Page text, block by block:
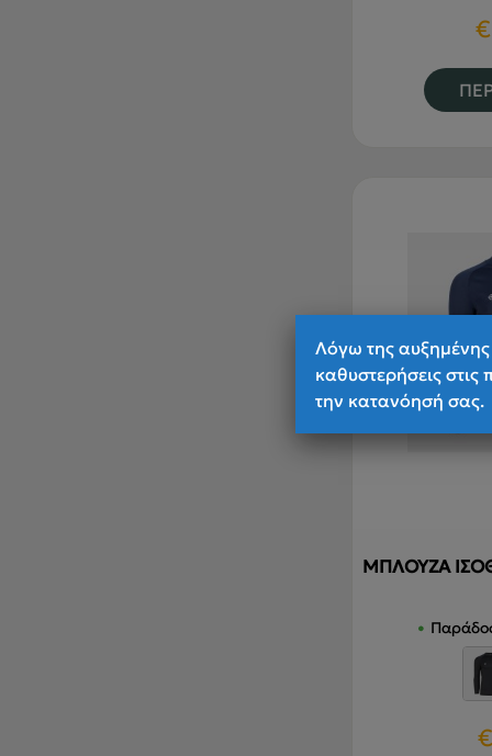
€
ΜΠΛΟΥΖΑ
Λόγω της αυξημένης
καθυστερήσεις στις
την κατανόησή σας.